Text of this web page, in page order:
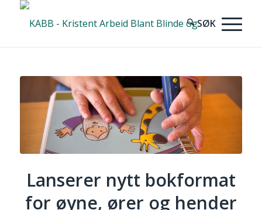
Lanserer nytt bokformat
for øyne, ører og hender